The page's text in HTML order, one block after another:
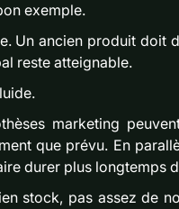
exemple.
Un ancien produit doit
reste atteignable.
marketing
que prévu. En
durer plus longtemps
stock, pas assez de